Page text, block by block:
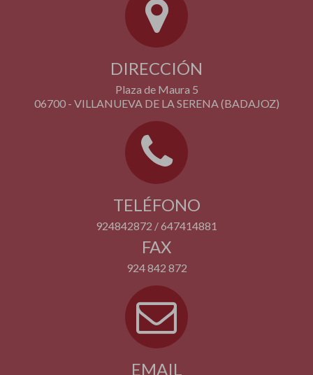
DIRECCIÓN
Plaza de Maura 5
06700 - VILLANUEVA DE LA SERENA (BADAJOZ)
TELÉFONO
924842872 / 647414881
FAX
924 842 872
EMAIL